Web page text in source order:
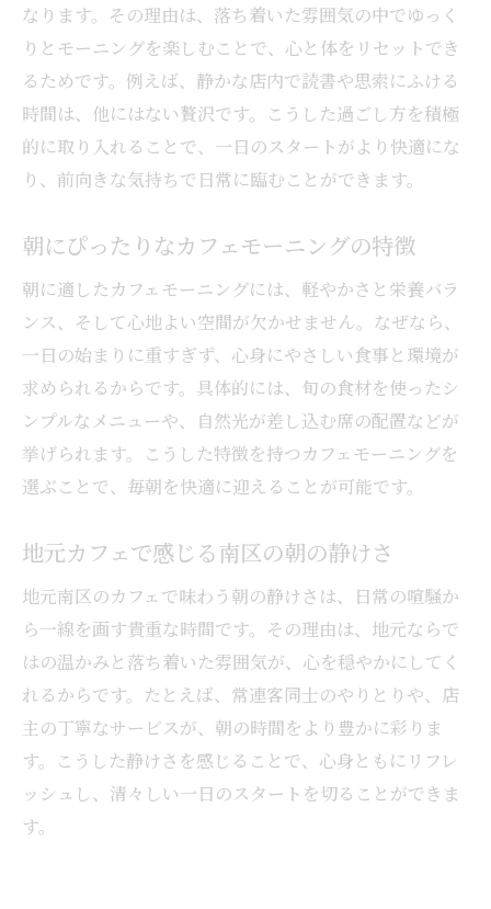
なります。その理由は、落ち着いた雰囲気の中でゆっく
りとモーニングを楽しむことで、心と体をリセットでき
るためです。例えば、静かな店内で読書や思索にふける
時間は、他にはない贅沢です。こうした過ごし方を積極
的に取り入れることで、一日のスタートがより快適にな
り、前向きな気持ちで日常に臨むことができます。
朝にぴったりなカフェモーニングの特徴
朝に適したカフェモーニングには、軽やかさと栄養バラ
ンス、そして心地よい空間が欠かせません。なぜなら、
一日の始まりに重すぎず、心身にやさしい食事と環境が
求められるからです。具体的には、旬の食材を使ったシ
ンプルなメニューや、自然光が差し込む席の配置などが
挙げられます。こうした特徴を持つカフェモーニングを
選ぶことで、毎朝を快適に迎えることが可能です。
地元カフェで感じる南区の朝の静けさ
地元南区のカフェで味わう朝の静けさは、日常の喧騒か
ら一線を画す貴重な時間です。その理由は、地元ならで
はの温かみと落ち着いた雰囲気が、心を穏やかにしてく
れるからです。たとえば、常連客同士のやりとりや、店
主の丁寧なサービスが、朝の時間をより豊かに彩りま
す。こうした静けさを感じることで、心身ともにリフレ
ッシュし、清々しい一日のスタートを切ることができま
す。